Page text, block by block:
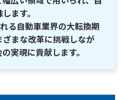
ます。
る自動車業界の大転換期
まな改革に挑戦しなが
実現に貢献します。